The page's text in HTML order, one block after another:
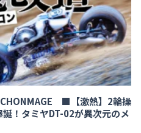
CHONMAGE ■【激熱】2輪操
！タミヤDT-02が異次元のメ